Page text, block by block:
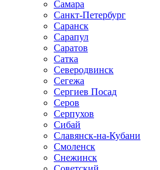
Самара
Санкт-Петербург
Саранск
Сарапул
Саратов
Сатка
Северодвинск
Сегежа
Сергиев Посад
Серов
Серпухов
Сибай
Славянск-на-Кубани
Смоленск
Снежинск